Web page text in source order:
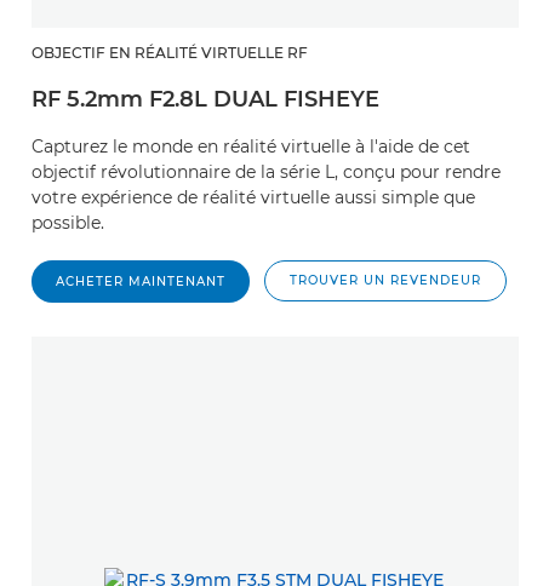
OBJECTIF EN RÉALITÉ VIRTUELLE RF
RF 5.2mm F2.8L DUAL FISHEYE
Capturez le monde en réalité virtuelle à l'aide de cet
objectif révolutionnaire de la série L, conçu pour rendre
votre expérience de réalité virtuelle aussi simple que
possible.
ACHETER MAINTENANT TROUVER UN REVENDEUR